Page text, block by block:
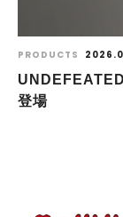
PRODUCTS
登場